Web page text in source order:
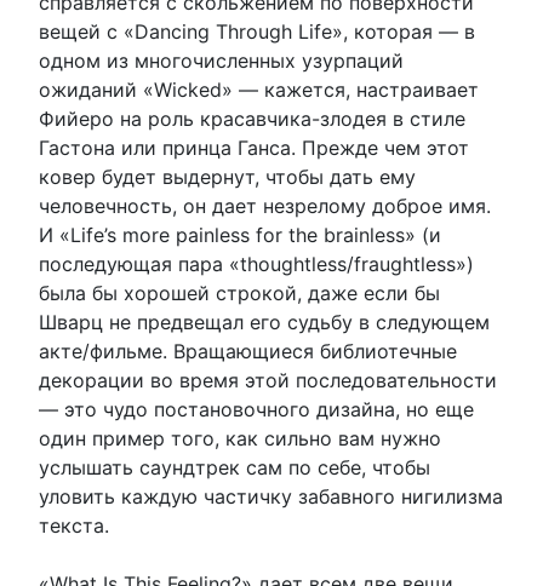
вещей с «Dancing Through Life», которая — в
одном из многочисленных узурпаций
ожиданий «Wicked» — кажется, настраивает
Фийеро на роль красавчика-злодея в стиле
Гастона или принца Ганса. Прежде чем этот
ковер будет выдернут, чтобы дать ему
человечность, он дает незрелому доброе имя.
И «Life’s more painless for the brainless» (и
последующая пара «thoughtless/fraughtless»)
была бы хорошей строкой, даже если бы
Шварц не предвещал его судьбу в следующем
акте/фильме. Вращающиеся библиотечные
декорации во время этой последовательности
— это чудо постановочного дизайна, но еще
один пример того, как сильно вам нужно
услышать саундтрек сам по себе, чтобы
уловить каждую частичку забавного нигилизма
текста.